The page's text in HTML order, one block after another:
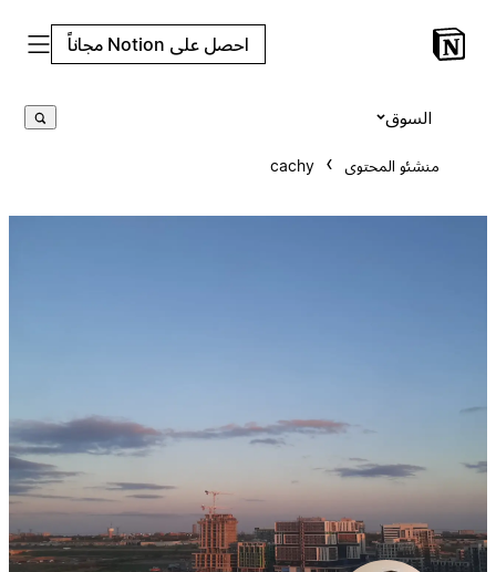
احصل على Notion مجاناً
منشئو المحتوى cachy